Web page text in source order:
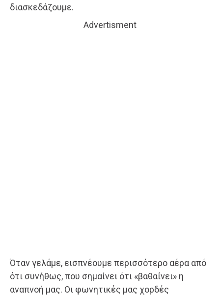
διασκεδάζουμε.
Advertisment
Όταν γελάμε, εισπνέουμε περισσότερο αέρα από
ότι συνήθως, που σημαίνει ότι «βαθαίνει» η
αναπνοή μας. Οι φωνητικές μας χορδές